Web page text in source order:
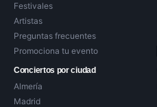
Festivales
Artistas
Preguntas frecuentes
Promociona tu evento
Conciertos por ciudad
Almería
Madrid